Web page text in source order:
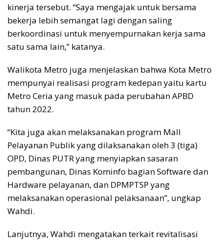
kinerja tersebut. “Saya mengajak untuk bersama
bekerja lebih semangat lagi dengan saling
berkoordinasi untuk menyempurnakan kerja sama
satu sama lain,” katanya.
Walikota Metro juga menjelaskan bahwa Kota Metro
mempunyai realisasi program kedepan yaitu kartu
Metro Ceria yang masuk pada perubahan APBD
tahun 2022.
“Kita juga akan melaksanakan program Mall
Pelayanan Publik yang dilaksanakan oleh 3 (tiga)
OPD, Dinas PUTR yang menyiapkan sasaran
pembangunan, Dinas Kominfo bagian Software dan
Hardware pelayanan, dan DPMPTSP yang
melaksanakan operasional pelaksanaan”, ungkap
Wahdi.
Lanjutnya, Wahdi mengatakan terkait revitalisasi